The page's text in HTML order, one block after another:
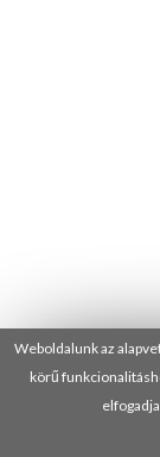
Weboldalunk az
körű